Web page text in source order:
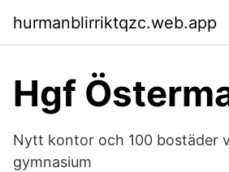
hurmanblirriktqzc.web.app
Hgf
Nytt kontor och 100 bostäder
gymnasium